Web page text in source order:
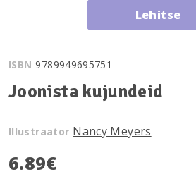
Lehitse
ISBN 9789949695751
Joonista kujundeid
Illustraator Nancy Meyers
6.89€